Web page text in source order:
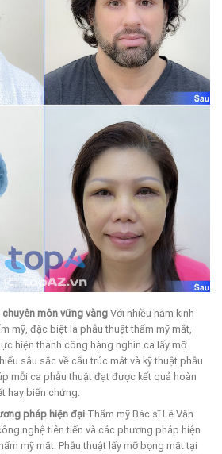
môn vững vàngVới nhiều năm kinh
mỹ, đặc biệt là phẫu thuật thẩm mỹ mắt,
hiện thành công hàng nghìn ca lấy mỡ
sâu sắc về cấu trúc mắt và kỹ thuật phẫu
mỗi ca phẫu thuật đạt được kết quả hoàn
hay biến chứng.
pháp hiện đạiThẩm mỹ Bác sĩ Lê Văn
nghệ tiên tiến và các phương pháp hiện
mỹ mắt. Phẫu thuật lấy mỡ bọng mắt tại